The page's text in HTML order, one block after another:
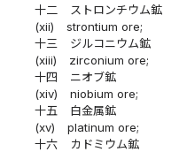
十二
ストロンチウム鉱
(xii)
strontium ore;
十三
ジルコニウム鉱
(xiii)
zirconium ore;
十四
ニオブ鉱
(xiv)
niobium ore;
十五
白金属鉱
(xv)
platinum ore;
十六
カドミウム鉱